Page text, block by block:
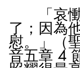
「哀慟
了；因為
慰。」（
音五章 4